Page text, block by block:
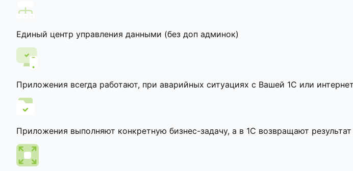
Единый центр управления данными (без доп админок)
Приложения всегда работают, при аварийных ситуациях с Вашей 1С или
Приложения выполняют конкретную бизнес-задачу, а в 1С возвращают